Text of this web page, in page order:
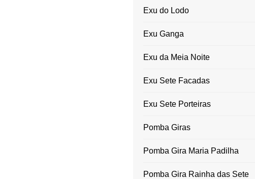
Exu do Lodo
Exu Ganga
Exu da Meia Noite
Exu Sete Facadas
Exu Sete Porteiras
Pomba Giras
Pomba Gira Maria Padilha
Pomba Gira Rainha das Sete